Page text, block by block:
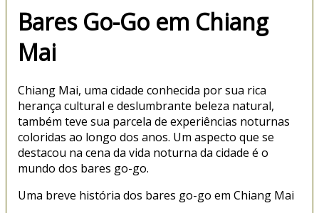
Bares Go-Go em Chiang
Mai
Chiang Mai, uma cidade conhecida por sua rica
herança cultural e deslumbrante beleza natural,
também teve sua parcela de experiências noturnas
coloridas ao longo dos anos. Um aspecto que se
destacou na cena da vida noturna da cidade é o
mundo dos bares go-go.
Uma breve história dos bares go-go em Chiang Mai